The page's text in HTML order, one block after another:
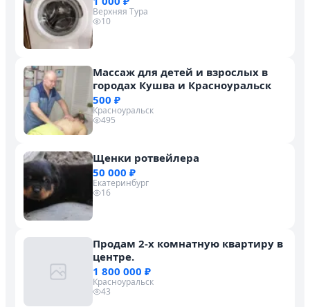
Верхняя Тура
10
Массаж для детей и взрослых в
городах Кушва и Красноуральск
500 ₽
Красноуральск
495
Щенки ротвейлера
50 000 ₽
Екатеринбург
16
Продам 2-х комнатную квартиру в
центре.
1 800 000 ₽
Красноуральск
43